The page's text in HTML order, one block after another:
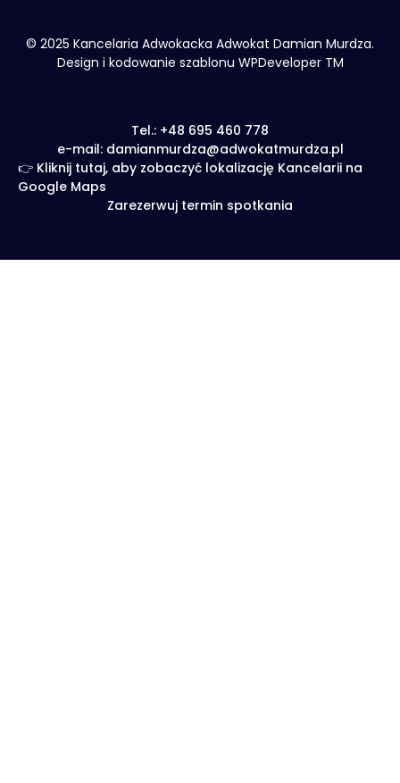
© 2025 Kancelaria Adwokacka Adwokat Damian Murdza.
Design i kodowanie szablonu WPDeveloper TM
Tel.: +48 695 460 778
e-mail: damianmurdza@adwokatmurdza.pl
👉 Kliknij tutaj, aby zobaczyć lokalizację Kancelarii na
Google Maps
Zarezerwuj termin spotkania